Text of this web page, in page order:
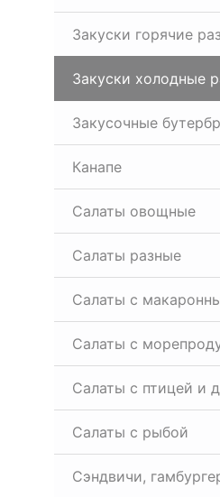
Закуски горячие
Закуски холодные
Закусочные
Канапе
Салаты овощные
Салаты разные
Салаты с
Салаты с
Салаты с птицей и
Салаты с рыбой
Сэндвичи,